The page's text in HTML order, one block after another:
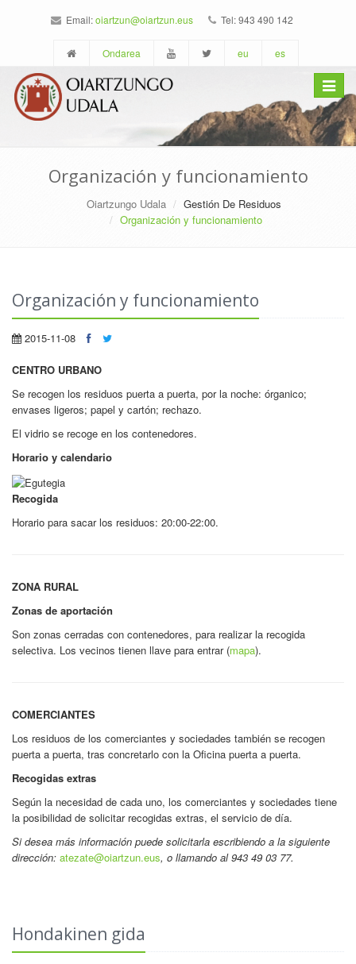
Email:oiartzun@oiartzun.eus Tel: 943 490 142
Ondarea eu es
Toggle
Organización y funcionamiento
Oiartzungo Udala
Gestión De Residuos
Organización y funcionamiento
Organización y funcionamiento
2015-11-08
CENTRO URBANO
Se recogen los residuos puerta a puerta, por la noche: órganico;
envases ligeros; papel y cartón; rechazo.
El vidrio se recoge en los contenedores.
Horario y calendario
Recogida
Horario para sacar los residuos: 20:00-22:00.
ZONA RURAL
Zonas de aportación
Son zonas cerradas con contenedores, para realizar la recogida
selectiva. Los vecinos tienen llave para entrar (mapa).
COMERCIANTES
Los residuos de los comerciantes y sociedades también se recogen
puerta a puerta, tras concretarlo con la Oficina puerta a puerta.
Recogidas extras
Según la necesidad de cada uno, los comerciantes y sociedades tiene
la posibilidad de solicitar recogidas extras, el servicio de día.
Si desea más información puede solicitarla escribiendo a la siguiente
dirección: atezate@oiartzun.eus, o llamando al 943 49 03 77.
Hondakinen gida